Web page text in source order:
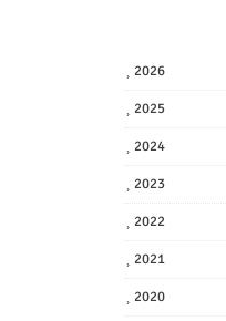
2026
2025
2024
2023
2022
2021
2020